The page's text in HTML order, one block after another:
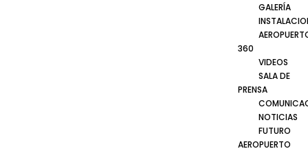
GALERÍA
360
VIDEOS
SALA DE
PRENSA
NOTICIAS
FUTURO
AEROPUERTO